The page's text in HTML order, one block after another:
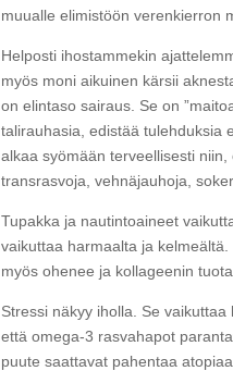
muualle elimistöön verenkierron
Helposti ihostammekin
myös moni aikuinen kärsii
on elintaso sairaus. Se on
talirauhasia, edistää tulehduksia
alkaa syömään terveellisesti
transrasvoja, vehnäjauhoja,
Tupakka ja nautintoaineet
vaikuttaa harmaalta ja
myös ohenee ja kollageenin
Stressi näkyy iholla. Se
että omega-3 rasvahapot
puute saattavat pahentaa